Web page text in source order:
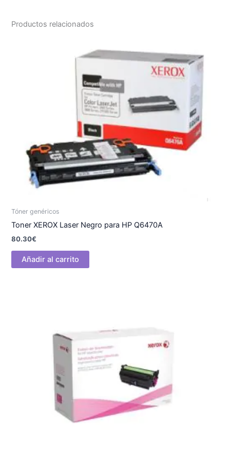
Productos relacionados
Tóner genéricos
Toner XEROX Laser Negro para HP Q6470A
80.30€
Añadir al carrito